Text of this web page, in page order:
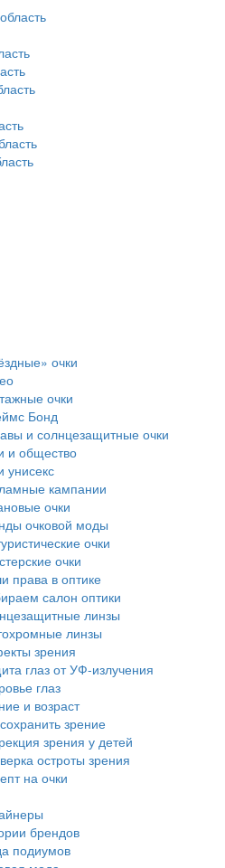
очки
очки
Бонд
и солнцезащитные очки
и общество
унисекс
кампании
очки
очковой моды
очки
очки
права в оптике
салон оптики
линзы
линзы
зрения
глаз от УФ-излучения
глаз
и возраст
зрение
зрения у детей
остроты зрения
на очки
брендов
подиумов